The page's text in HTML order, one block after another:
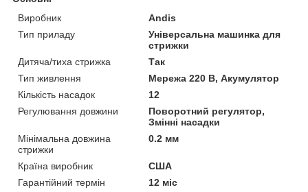
Виробник
Andis
Тип приладу
Універсальна машинка для
стрижки
Дитяча/тиха стрижка
Так
Тип живлення
Мережа 220 В, Акумулятор
Кількість насадок
12
Регулювання довжини
Поворотний регулятор,
Змінні насадки
Мінімальна довжина
стрижки
0.2 мм
Країна виробник
США
Гарантійний термін
12 міс